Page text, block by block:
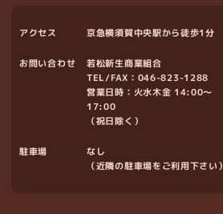
アクセス 京急横須賀中央駅から徒歩1分
お問い合わせ
若松新生商業組合
TEL/FAX： 046-823-1288
営業日時：火水木金 14:00～
17:00
（祝日除く）
駐車場
なし
（近隣の駐車場をご利用下さい）